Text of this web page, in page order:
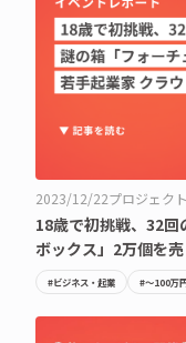
2023/12/22プロジェク
18歳で初挑戦、32回
ボックス」2万個を
ィングの舞台裏
#ビジネス・起業 #〜100万